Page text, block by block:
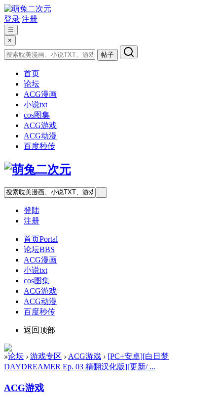
登录 注册
☰
×
帖子
首页
论坛
ACG漫画
小说txt
cos图集
ACG游戏
ACG动漫
百度秒传
登陆
注册
首页Portal
论坛BBS
ACG漫画
小说txt
cos图集
ACG游戏
ACG动漫
百度秒传
返回顶部
»论坛 › 游戏专区 › ACG游戏 › [PC+安卓][白日梦
DAYDREAMER Ep. 03 精翻汉化版][更新/ ...
ACG游戏